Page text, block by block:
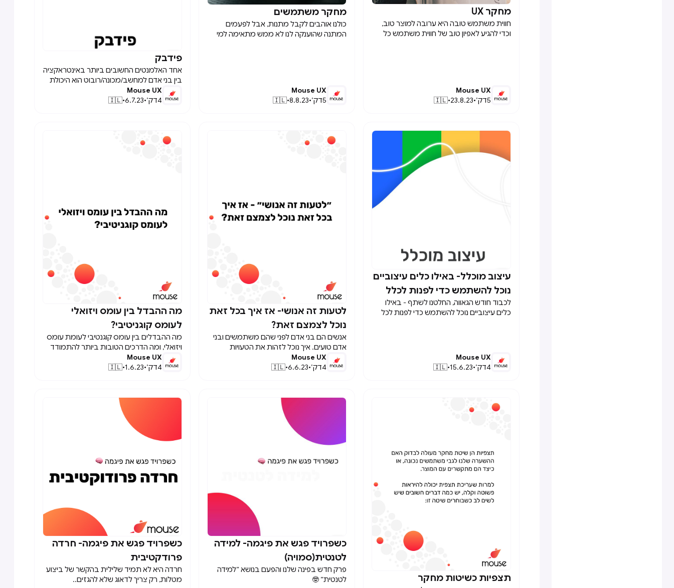

מחקר UX
חווית משתמש טובה היא ערובה למוצר טוב,
וכדי להגיע לאפיון טוב של חווית משתמש כל
שתנתב את סוג המחקר בו יבחרו. מחקר
אקספלורטורי – הוא מחקר בו מעלים רעיונות
קורה ולמה זה קורה?״ ומתאים לשלב בו
מגדירים פיתרון מחקר הערכתי- יתאים לשאלה
״האם אנחנו מתקרבים לדרישות שלנו או
משתפרים?״ מתאים לשלב בו מעריכים את
הפיתרון המוצע לבעיה בממשק מחקר קזואלי
(סיבתי)- יתאים לשאלות של ״מה משפיע על
x?״ וזהו שלב בו יש הבנה ודיוק של הפיתרון.
בהתאם לשאלת המחקר יתאימו חוקרי ה UX
Mouse UX
5דק׳•
23.8.23
•
🇮🇱

מחקר משתמשים
כולנו אוהבים לקבל מתנות, אבל לפעמים
המתנה שהוענקה לנו לא ממש מתאימה למי
מתנות טובות לא מחליפים! כדי להכיר את קהל
היעד שלנו נבצע מחקר משתמשים, נתמקד
לאסוף באמצעות טכניקות שונות, וסוג המחקר
אותו נבצע יהיה תלוי בסוג האתר, המערכת או
Mouse UX
5דק׳•
8.8.23
•
🇮🇱

פידבק
אחד האלמנטים החשובים ביותר באינטראקציה
בין בני אדם למחשב/מכונה/רובוט הוא היכולת
לתת ולקבל פידבק על התנהגות מסוימת. כך
ניתן להבין טוב יותר את מצב האינטראקציה,
Mouse UX
4דק׳•
6.7.23
•
🇮🇱

עיצוב מוכלל- באילו כלים עיצוביים
נוכל להשתמש כדי לפנות לכלל
המגדרים?
לכבוד חודש הגאווה, החלטנו לשתף - באילו
כלים עיצוביים נוכל להשתמש כדי לפנות לכל
Mouse UX
4דק׳•
15.6.23
•
🇮🇱

לטעות זה אנושי- אז איך בכל זאת
נוכל לצמצם זאת?
אנשים הם בני אדם לפני שהם משתמשים ובני
אדם טועים. איך נוכל לזהות את הטעויות
האנושיות ולהתמודד איתן?
Mouse UX
4דק׳•
6.6.23
•
🇮🇱

מה ההבדל בין עומס ויזואלי
לעומס קוגניטיבי?
מה ההבדלים בין עומס קוגנטיבי לעומת עומס
ויזואלי, ומה הדרכים הטובות ביותר להתמודד
איתם? אספנו לכם מספר טיפים ששווה להיעזר
בהם 😎
Mouse UX
4דק׳•
1.6.23
•
🇮🇱

תצפיות כשיטות מחקר

כשפרויד פגש את פיגמה- למידה
לטנטית(סמויה)
פרק חדש בפינה שלנו והפעם בנושא ״למידה
לטנטית״ 🤓

כשפרויד פגש את פיגמה- חרדה
פרודקטיבית
חרדה היא לא תמיד שלילית בהקשר של ביצוע
מטלות, רק צריך לדאוג שלא להגזים..